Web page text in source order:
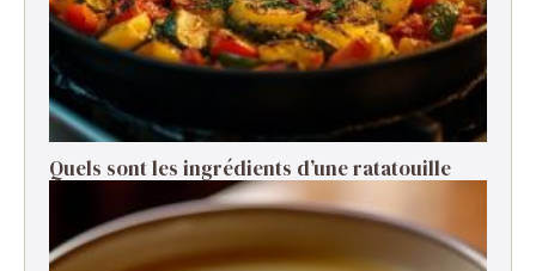
Quels sont les ingrédients d’une ratatouille ​